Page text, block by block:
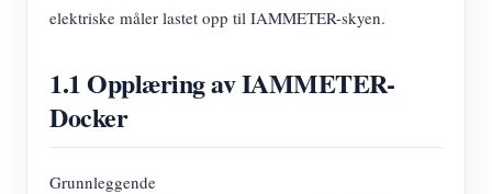
elektriske måler lastet opp til IAMMETER-skyen.
1.1 Opplæring av IAMMETER-
Docker
Grunnleggende